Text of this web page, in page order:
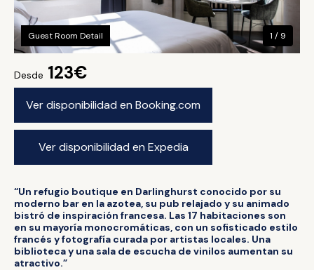
Desde 123€
Ver disponibilidad en Booking.com
Ver disponibilidad en Expedia
Guest Room Detail 1 / 9
“Un refugio boutique en Darlinghurst conocido por su
moderno bar en la azotea, su pub relajado y su animado
bistró de inspiración francesa. Las 17 habitaciones son
en su mayoría monocromáticas, con un sofisticado estilo
francés y fotografía curada por artistas locales. Una
biblioteca y una sala de escucha de vinilos aumentan su
atractivo.”